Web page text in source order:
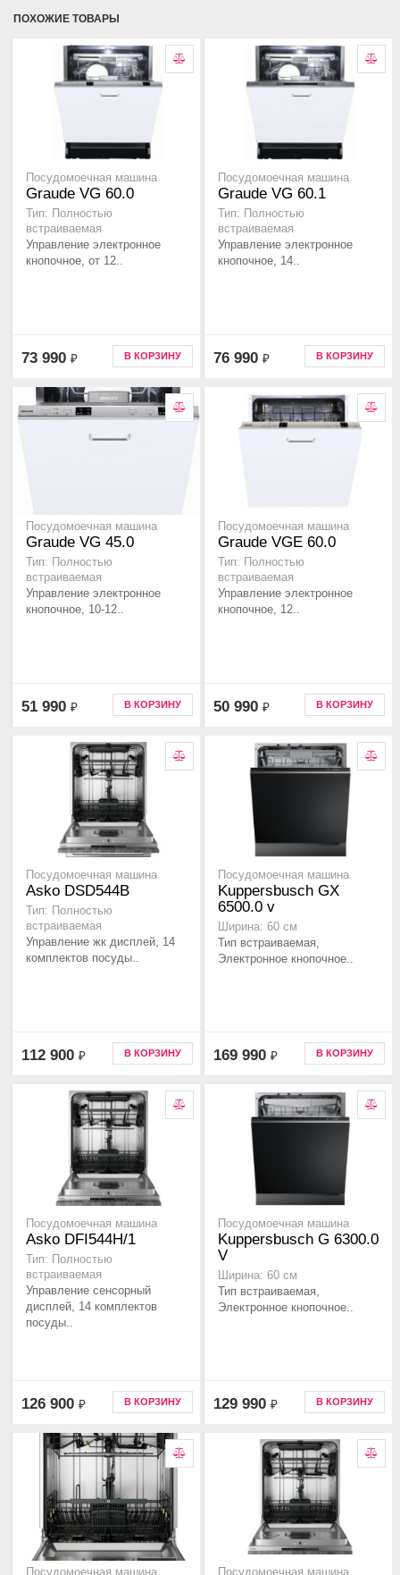
ПОХОЖИЕ ТОВАРЫ
Посудомоечная машина
Graude VG 60.0
Тип: Полностью
встраиваемая
Управление электронное
кнопочное, от 12..
73 990 ₽ В КОРЗИНУ
Посудомоечная машина
Graude VG 60.1
Тип: Полностью
встраиваемая
Управление электронное
кнопочное, 14..
76 990 ₽ В КОРЗИНУ
Посудомоечная машина
Graude VG 45.0
Тип: Полностью
встраиваемая
Управление электронное
кнопочное, 10-12..
51 990 ₽ В КОРЗИНУ
Посудомоечная машина
Graude VGE 60.0
Тип: Полностью
встраиваемая
Управление электронное
кнопочное, 12..
50 990 ₽ В КОРЗИНУ
Посудомоечная машина
Asko DSD544B
Тип: Полностью
встраиваемая
Управление жк дисплей, 14
комплектов посуды..
112 900 ₽ В КОРЗИНУ
Посудомоечная машина
Kuppersbusch GX
6500.0 v
Ширина: 60 см
Тип встраиваемая,
Электронное кнопочное..
169 990 ₽ В КОРЗИНУ
Посудомоечная машина
Asko DFI544H/1
Тип: Полностью
встраиваемая
Управление сенсорный
дисплей, 14 комплектов
посуды..
126 900 ₽ В КОРЗИНУ
Посудомоечная машина
Kuppersbusch G 6300.0
V
Ширина: 60 см
Тип встраиваемая,
Электронное кнопочное..
129 990 ₽ В КОРЗИНУ